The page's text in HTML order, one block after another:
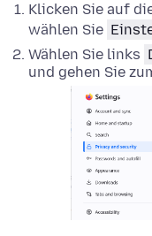
Klicken Sie auf
wählen Sie
Wählen Sie links
und gehen Sie